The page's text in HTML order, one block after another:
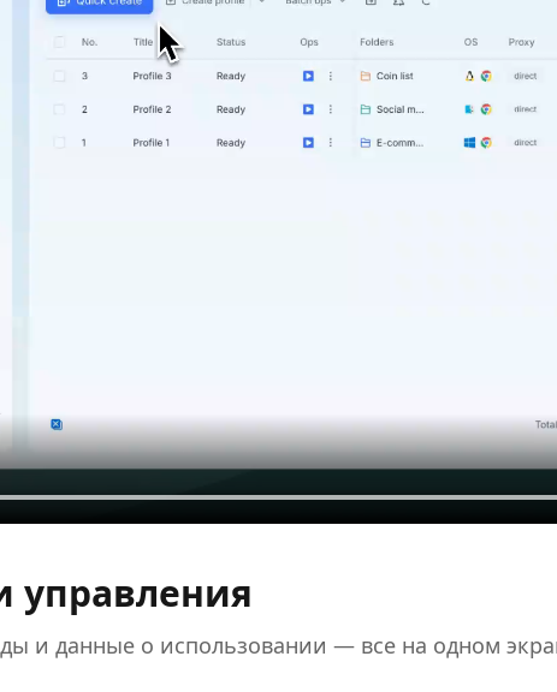
управления
и данные о использовании — все на одном